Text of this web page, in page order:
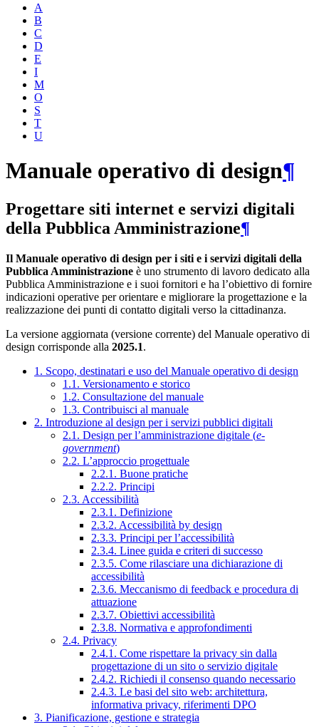
A
B
C
D
E
I
M
O
S
T
U
Manuale operativo di design¶
Progettare siti internet e servizi digitali
della Pubblica Amministrazione¶
Il Manuale operativo di design per i siti e i servizi digitali della
Pubblica Amministrazione è uno strumento di lavoro dedicato alla
Pubblica Amministrazione e i suoi fornitori e ha l’obiettivo di fornire
indicazioni operative per orientare e migliorare la progettazione e la
realizzazione dei punti di contatto digitali verso la cittadinanza.
La versione aggiornata (versione corrente) del Manuale operativo di
design corrisponde alla 2025.1.
1. Scopo, destinatari e uso del Manuale operativo di design
1.1. Versionamento e storico
1.2. Consultazione del manuale
1.3. Contribuisci al manuale
2. Introduzione al design per i servizi pubblici digitali
2.1. Design per l’amministrazione digitale (e-
government)
2.2. L’approccio progettuale
2.2.1. Buone pratiche
2.2.2. Principi
2.3. Accessibilità
2.3.1. Definizione
2.3.2. Accessibilità by design
2.3.3. Principi per l’accessibilità
2.3.4. Linee guida e criteri di successo
2.3.5. Come rilasciare una dichiarazione di
accessibilità
2.3.6. Meccanismo di feedback e procedura di
attuazione
2.3.7. Obiettivi accessibilità
2.3.8. Normativa e approfondimenti
2.4. Privacy
2.4.1. Come rispettare la privacy sin dalla
progettazione di un sito o servizio digitale
2.4.2. Richiedi il consenso quando necessario
2.4.3. Le basi del sito web: architettura,
informativa privacy, riferimenti DPO
3. Pianificazione, gestione e strategia